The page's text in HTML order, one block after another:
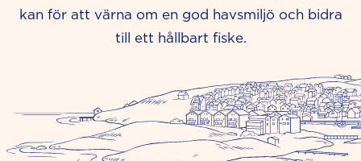
kan för att värna om en god havsmiljö och bidra
till ett hållbart fiske.